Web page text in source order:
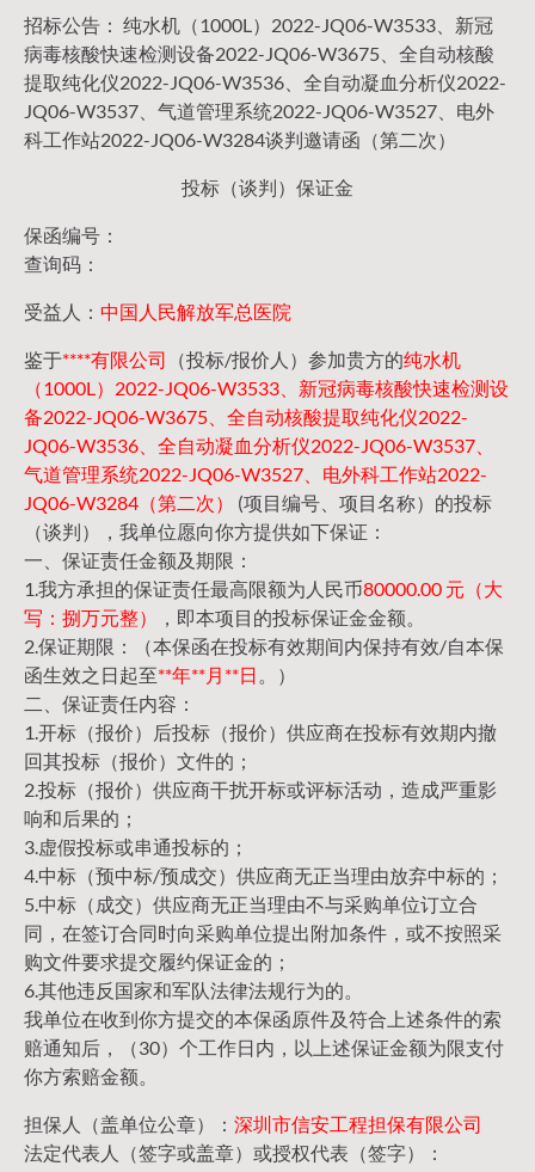
招标公告： 纯水机（1000L）2022-JQ06-W3533、新冠
病毒核酸快速检测设备2022-JQ06-W3675、全自动核酸
提取纯化仪2022-JQ06-W3536、全自动凝血分析仪2022-
JQ06-W3537、气道管理系统2022-JQ06-W3527、电外
科工作站2022-JQ06-W3284谈判邀请函（第二次）
投标（谈判）保证金
保函编号：
查询码：
受益人： 中国人民解放军总医院
鉴于****有限公司 （投标/报价人）参加贵方的纯水机
（1000L）2022-JQ06-W3533、新冠病毒核酸快速检测设
备2022-JQ06-W3675、全自动核酸提取纯化仪2022-
JQ06-W3536、全自动凝血分析仪2022-JQ06-W3537、
气道管理系统2022-JQ06-W3527、电外科工作站2022-
JQ06-W3284（第二次）
(项目编号、项目名称）的投标
（谈判），我单位愿向你方提供如下保证：
一、保证责任金额及期限：
1.我方承担的保证责任最高限额为人民币80000.00 元（大
写：捌万元整）
，即本项目的投标保证金金额。
2.保证期限：（本保函在投标有效期间内保持有效/自本保
函生效之日起至**年**月**日 。）
二、保证责任内容：
1.开标（报价）后投标（报价）供应商在投标有效期内撤
回其投标（报价）文件的；
2.投标（报价）供应商干扰开标或评标活动，造成严重影
响和后果的；
3.虚假投标或串通投标的；
4.中标（预中标/预成交）供应商无正当理由放弃中标的；
5.中标（成交）供应商无正当理由不与采购单位订立合
同，在签订合同时向采购单位提出附加条件，或不按照采
购文件要求提交履约保证金的；
6.其他违反国家和军队法律法规行为的。
我单位在收到你方提交的本保函原件及符合上述条件的索
赔通知后，（30）个工作日内，以上述保证金额为限支付
你方索赔金额。
担保人（盖单位公章）： 深圳市信安工程担保有限公司
法定代表人（签字或盖章）或授权代表（签字）：